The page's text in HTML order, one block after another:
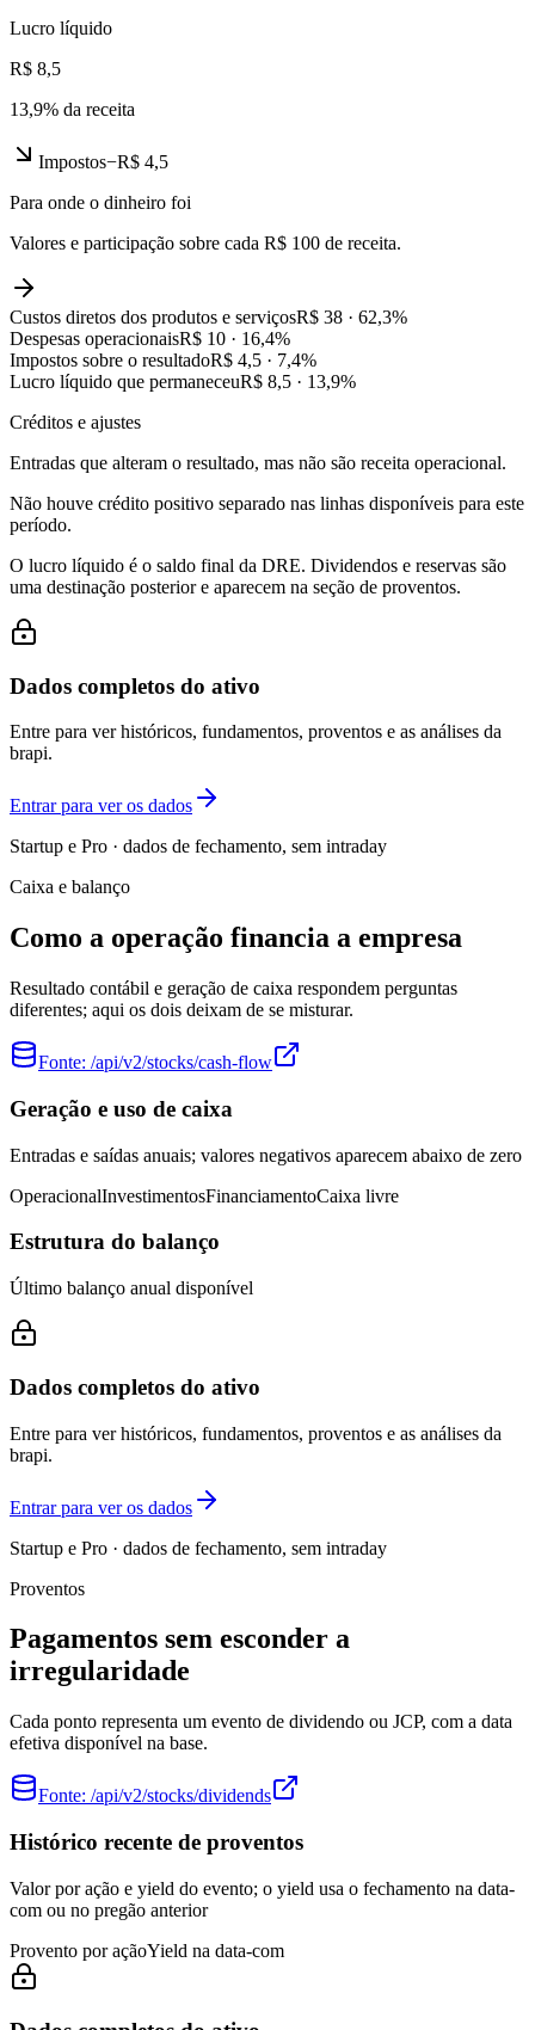
Lucro líquido
R$ 8,5
13,9% da receita
Impostos−R$ 4,5
Para onde o dinheiro foi
Valores e participação sobre cada R$ 100 de receita.
Custos diretos dos produtos e serviçosR$ 38 · 62,3%
Despesas operacionaisR$ 10 · 16,4%
Impostos sobre o resultadoR$ 4,5 · 7,4%
Lucro líquido que permaneceuR$ 8,5 · 13,9%
Créditos e ajustes
Entradas que alteram o resultado, mas não são receita operacional.
Não houve crédito positivo separado nas linhas disponíveis para este
período.
O lucro líquido é o saldo final da DRE. Dividendos e reservas são
uma destinação posterior e aparecem na seção de proventos.
Dados completos do ativo
Entre para ver históricos, fundamentos, proventos e as análises da
brapi.
Entrar para ver os dados
Startup e Pro · dados de fechamento, sem intraday
Caixa e balanço
Como a operação financia a empresa
Resultado contábil e geração de caixa respondem perguntas
diferentes; aqui os dois deixam de se misturar.
Fonte: /api/v2/stocks/cash-flow
Geração e uso de caixa
Entradas e saídas anuais; valores negativos aparecem abaixo de zero
OperacionalInvestimentosFinanciamentoCaixa livre
Estrutura do balanço
Último balanço anual disponível
Dados completos do ativo
Entre para ver históricos, fundamentos, proventos e as análises da
brapi.
Entrar para ver os dados
Startup e Pro · dados de fechamento, sem intraday
Proventos
Pagamentos sem esconder a
irregularidade
Cada ponto representa um evento de dividendo ou JCP, com a data
efetiva disponível na base.
Fonte: /api/v2/stocks/dividends
Histórico recente de proventos
Valor por ação e yield do evento; o yield usa o fechamento na data-
com ou no pregão anterior
Provento por açãoYield na data-com